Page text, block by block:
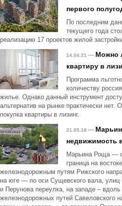
первого
По последним
текущего года
реализацию 17 проектов жилой
14.04.21 — Можно
квартиру в
Программа
количеству
жилье. Однако данный инструмент
альтернатив на рынке практически нет.
покупка квартиры в лизинг.
21.05.18 —
недвижимость
Марьина Роща —
граница на
железнодорожным путям Рижского
на юге — по оси Сущевского вала, улиц
и Перунова переулка, на западе –
железнодорожных путей Савеловского